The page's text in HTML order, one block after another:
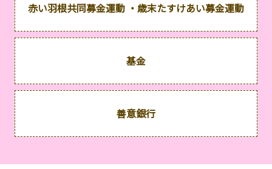
赤い羽根共同募金運動 ・歳末たすけあい募金運動
基金
善意銀行